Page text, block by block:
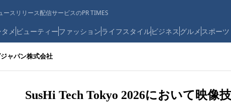
ースリリース配信サービスのPR TIMES
メ ビューティーファッションライフスタイルビジネス グルメ スポーツ
ャパン株式会社
SusHi Tech Tokyo 2026において映像